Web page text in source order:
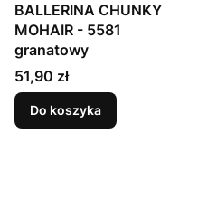
BALLERINA CHUNKY
MOHAIR - 5581
granatowy
Cena
51,90 zł
Do koszyka